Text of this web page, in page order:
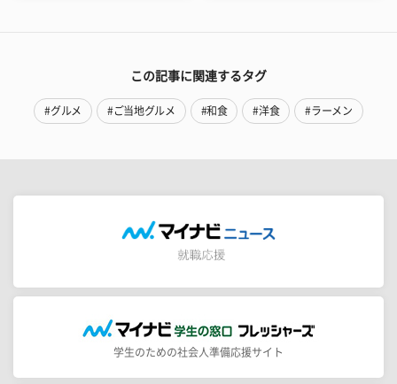
この記事に関連するタグ
#グルメ #ご当地グルメ #和食 #洋食 #ラーメン
学生のための社会人準備応援サイト